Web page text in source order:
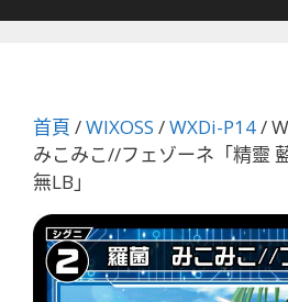
首頁 /WIXOSS /WXDi-P14/
みこみこ//フェゾーネ「精靈
無LB」